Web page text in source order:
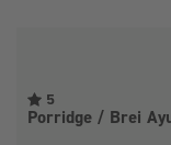
5
Porridge / Brei